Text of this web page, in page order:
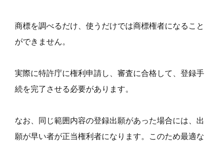
商標を調べるだけ、使うだけでは商標権者になること
ができません。
実際に特許庁に権利申請し、審査に合格して、登録手
続を完了させる必要があります。
なお、同じ範囲内容の登録出願があった場合には、出
願が早い者が正当権利者になります。このため最適な